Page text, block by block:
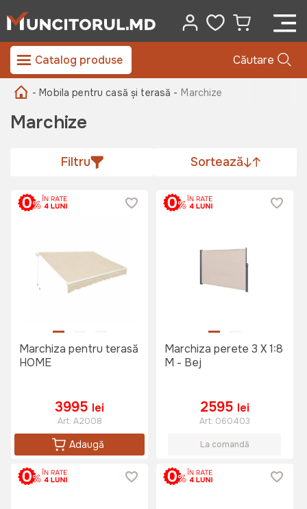
Catalog produse Căutare
- Mobila pentru casă și terasă - Marchize
Marchize
Filtru Sortează
Marchiza pentru terasă
HOME
3995 lei
Art: A2008
Adaugă
Marchiza perete 3 X 1:8
M - Bej
2595 lei
Art: 060403
La comandă